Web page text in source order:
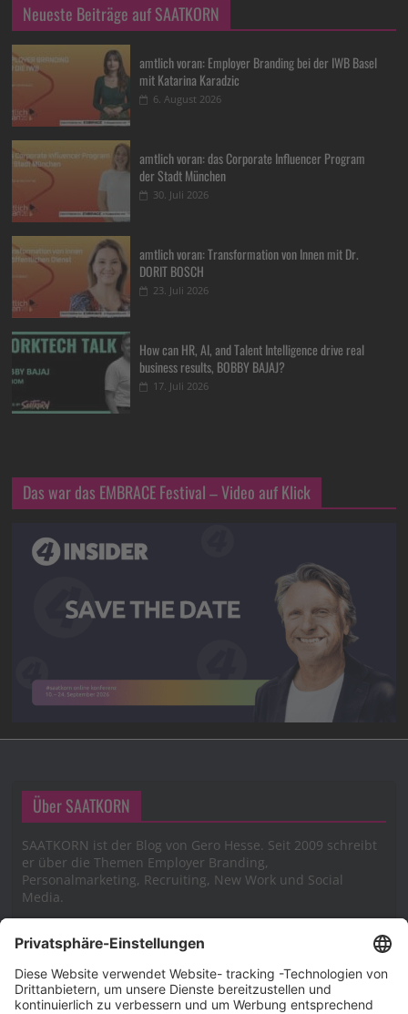
Neueste Beiträge auf SAATKORN
amtlich voran: Employer Branding bei der IWB Basel
mit Katarina Karadzic
6. August 2026
amtlich voran: das Corporate Influencer Program
der Stadt München
30. Juli 2026
amtlich voran: Transformation von Innen mit Dr.
DORIT BOSCH
23. Juli 2026
How can HR, AI, and Talent Intelligence drive real
business results, BOBBY BAJAJ?
17. Juli 2026
Das war das EMBRACE Festival – Video auf Klick
Über SAATKORN
SAATKORN ist der Blog von Gero Hesse. Seit 2009 schreibt
er über die Themen Employer Branding,
Personalmarketing, Recruiting, New Work und Social
Media.
Impressum